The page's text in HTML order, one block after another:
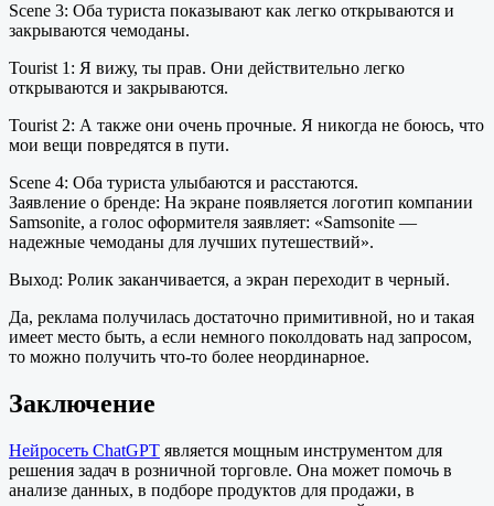
Scene 3: Оба туриста показывают как легко открываются и
закрываются чемоданы.
Tourist 1: Я вижу, ты прав. Они действительно легко
открываются и закрываются.
Tourist 2: А также они очень прочные. Я никогда не боюсь, что
мои вещи повредятся в пути.
Scene 4: Оба туриста улыбаются и расстаются.
Заявление о бренде: На экране появляется логотип компании
Samsonite, а голос оформителя заявляет: «Samsonite —
надежные чемоданы для лучших путешествий».
Выход: Ролик заканчивается, а экран переходит в черный.
Да, реклама получилась достаточно примитивной, но и такая
имеет место быть, а если немного поколдовать над запросом,
то можно получить что-то более неординарное.
Заключение
Нейросеть ChatGPT является мощным инструментом для
решения задач в розничной торговле. Она может помочь в
анализе данных, в подборе продуктов для продажи, в